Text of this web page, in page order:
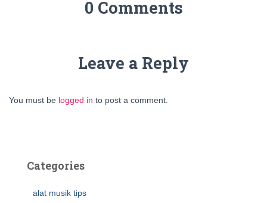
0 Comments
Leave a Reply
You must be logged in to post a comment.
Categories
alat musik tips